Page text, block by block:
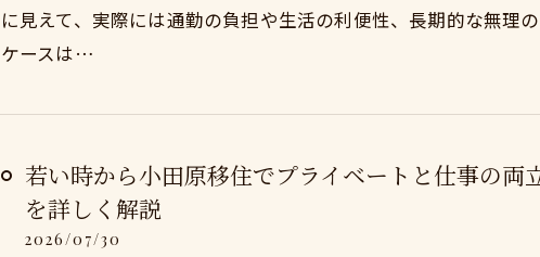
に見えて、実際には通勤の負担や生活の利便性、長期的な無理
ケースは…
若い時から小田原移住でプライベートと仕事の両
を詳しく解説
2026/07/30